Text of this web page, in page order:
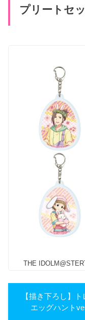
プリートセ
THE
【描き下ろし】
エッグハント